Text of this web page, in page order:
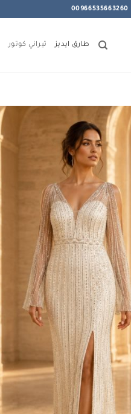
طارق ايديز تيراني كوتور